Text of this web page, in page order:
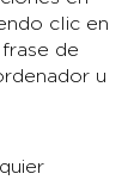
clic en
de
u